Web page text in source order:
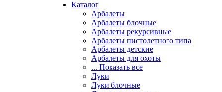
Каталог
Арбалеты
Арбалеты блочные
Арбалеты рекурсивные
Арбалеты пистолетного типа
Арбалеты детские
Арбалеты для охоты
... Показать все
Луки
Луки блочные